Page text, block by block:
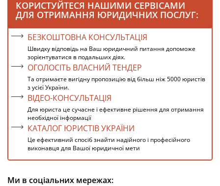
КОРИСТУЙТЕСЯ НАШИМИ СЕРВІСАМИ
ДЛЯ ОТРИМАННЯ ЮРИДИЧНИХ ПОСЛУГ:
БЕЗКОШТОВНА КОНСУЛЬТАЦІЯ
Швидку відповідь на Ваш юридичний питання допоможе
зорієнтуватися в подальших діях.
ОГОЛОСІТЬ ВЛАСНИЙ ТЕНДЕР
Та отримаєте вигідну пропозицію від більш ніж 5000 юристів
з усієї України.
ВІДЕО-КОНСУЛЬТАЦІЯ
Для юриста це сучасне і ефективне рішення для отримання
необхідної інформації
КАТАЛОГ ЮРИСТІВ УКРАЇНИ
Це ефективний спосіб знайти надійного і професійного
виконавця для Вашої юридичної мети
Ми в соціальних мережах: